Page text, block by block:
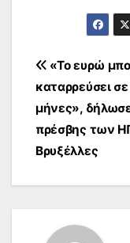
ό κόμμα έδειξε
συνεχίζεται η
Die Welt
σχολιάζοντας την
εκλογή της
Κραμπ -
Καρενμπάουερ
προεδρία του
«Ηταν η τελευταία
τονίζει η
μητριαρχίας»…
άρθρων
«Το ευρώ
καταρρεύσει
μήνες»,
πρέσβης των
Βρυξέλλες